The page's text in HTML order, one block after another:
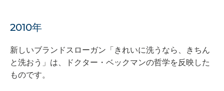
2010年
新しいブランドスローガン「きれいに洗うなら、きちん
と洗おう」は、ドクター・ベックマンの哲学を反映した
ものです。